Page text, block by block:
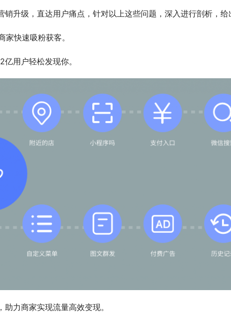
销升级，直达用户痛点，针对以上这些问题，深入进行剖析，给
家快速吸粉获客。
用户轻松发现你。
力商家实现流量高效变现。